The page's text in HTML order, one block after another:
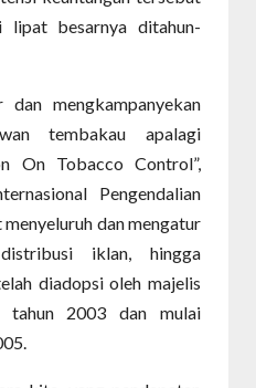
lipat besarnya ditahun-
mengkampanyekan
tembakau apalagi
On Tobacco Control”,
Pengendalian
dan mengatur
iklan, hingga
diadopsi oleh majelis
tahun 2003 dan mulai